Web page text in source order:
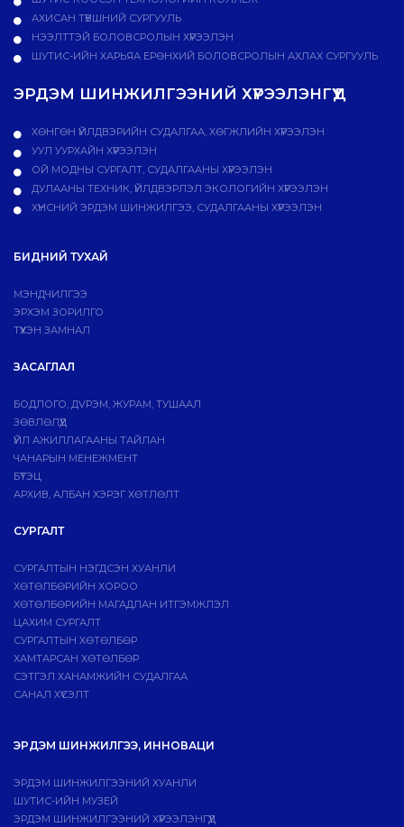
АХИСАН ТҮВШНИЙ СУРГУУЛЬ
НЭЭЛТТЭЙ БОЛОВСРОЛЫН ХҮРЭЭЛЭН
ШУТИС-ИЙН ХАРЬЯА ЕРӨНХИЙ БОЛОВСРОЛЫН АХЛАХ СУРГУУЛЬ
ЭРДЭМ ШИНЖИЛГЭЭНИЙ ХҮРЭЭЛЭНГҮҮД
ХӨНГӨН ҮЙЛДВЭРИЙН СУДАЛГАА, ХӨГЖЛИЙН ХҮРЭЭЛЭН
УУЛ УУРХАЙН ХҮРЭЭЛЭН
ОЙ МОДНЫ СУРГАЛТ, СУДАЛГААНЫ ХҮРЭЭЛЭН
ДУЛААНЫ ТЕХНИК, ҮЙЛДВЭРЛЭЛ ЭКОЛОГИЙН ХҮРЭЭЛЭН
ХҮНСНИЙ ЭРДЭМ ШИНЖИЛГЭЭ, СУДАЛГААНЫ ХҮРЭЭЛЭН
БИДНИЙ ТУХАЙ
МЭНДЧИЛГЭЭ
ЭРХЭМ ЗОРИЛГО
ТҮҮХЭН ЗАМНАЛ
ЗАСАГЛАЛ
БОДЛОГО, ДVРЭМ, ЖУРАМ, ТУШААЛ
ЗӨВЛӨЛҮҮД
ҮЙЛ АЖИЛЛАГААНЫ ТАЙЛАН
ЧАНАРЫН МЕНЕЖМЕНТ
БҮТЭЦ
АРХИВ, АЛБАН ХЭРЭГ ХӨТЛӨЛТ
СУРГАЛТ
СУРГАЛТЫН НЭГДСЭН ХУАНЛИ
ХӨТӨЛБӨРИЙН ХОРОО
ХӨТӨЛБӨРИЙН МАГАДЛАН ИТГЭМЖЛЭЛ
ЦАХИМ СУРГАЛТ
СУРГАЛТЫН ХӨТӨЛБӨР
ХАМТАРСАН ХӨТӨЛБӨР
СЭТГЭЛ ХАНАМЖИЙН СУДАЛГАА
САНАЛ ХҮСЭЛТ
ЭРДЭМ ШИНЖИЛГЭЭ, ИННОВАЦИ
ЭРДЭМ ШИНЖИЛГЭЭНИЙ ХУАНЛИ
ШУТИС-ИЙН МУЗЕЙ
ЭРДЭМ ШИНЖИЛГЭЭНИЙ ХҮРЭЭЛЭНГҮҮД